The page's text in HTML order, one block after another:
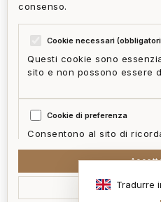
mappa del sito
consenso.
Cookie necessari
Questi cookie sono
sito e non possono essere
Cookie di preferenza
Consentono al sito di
Cookie statistici Accetta
Tradurre